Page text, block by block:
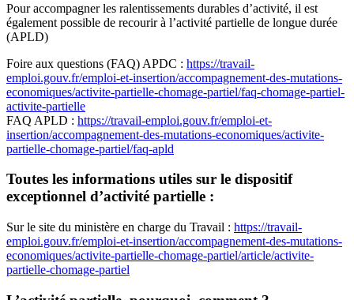
Pour accompagner les ralentissements durables d’activité, il est
également possible de recourir à l’activité partielle de longue durée
(APLD)
Foire aux questions (FAQ) APDC : https://travail-
emploi.gouv.fr/emploi-et-insertion/accompagnement-des-mutations-
economiques/activite-partielle-chomage-partiel/faq-chomage-partiel-
activite-partielle
FAQ APLD : https://travail-emploi.gouv.fr/emploi-et-
insertion/accompagnement-des-mutations-economiques/activite-
partielle-chomage-partiel/faq-apld
Toutes les informations utiles sur le dispositif
exceptionnel d’activité partielle :
Sur le site du ministère en charge du Travail : https://travail-
emploi.gouv.fr/emploi-et-insertion/accompagnement-des-mutations-
economiques/activite-partielle-chomage-partiel/article/activite-
partielle-chomage-partiel